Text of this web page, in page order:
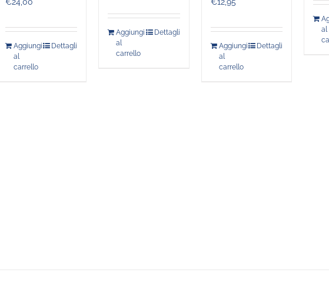
Aggiungi
al
carrello
Dettagli
Aggiungi
al
carrello
Dettagli
Aggiungi
al
carrello
Dettagli
al